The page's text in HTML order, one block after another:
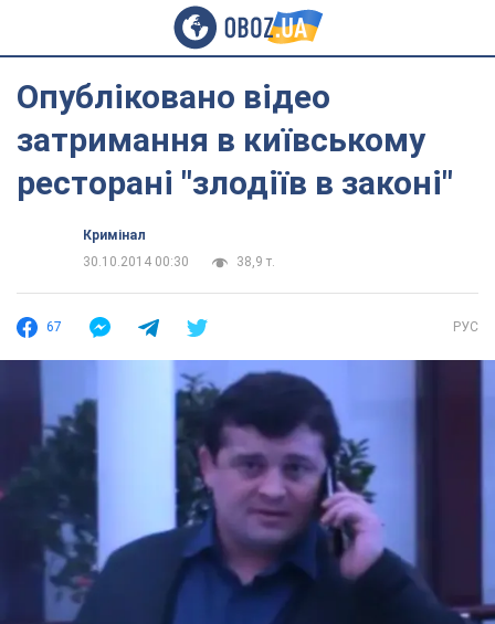
Опубліковано відео
затримання в київському
ресторані "злодіїв в законі"
Кримінал
30.10.2014 00:30
38,9 т.
67 РУС